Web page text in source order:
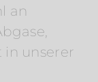
an
in unserer